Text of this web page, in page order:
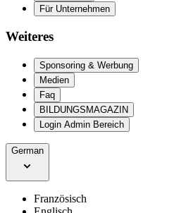
Für Unternehmen
Weiteres
Sponsoring & Werbung
Medien
Faq
BILDUNGSMAGAZIN
Login Admin Bereich
German
Französisch